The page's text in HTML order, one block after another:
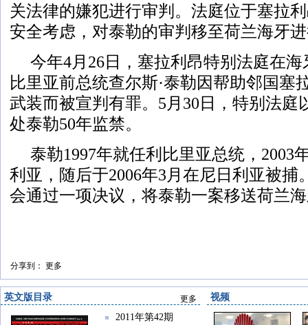
关法律的嫌犯进行审判。法庭位于塞拉
安全考虑，对泰勒的审判移至荷兰海牙
今年4月26日，塞拉利昂特别法庭在
比里亚前总统查尔斯·泰勒因帮助邻国塞
武装而被宣判有罪。5月30日，特别法庭
处泰勒50年监禁。
泰勒1997年就任利比里亚总统，2003
利亚，随后于2006年3月在尼日利亚被捕
会通过一项决议，将泰勒一案移送荷兰
分享到： 更多
英文版目录 更多
2011年第42期
视频